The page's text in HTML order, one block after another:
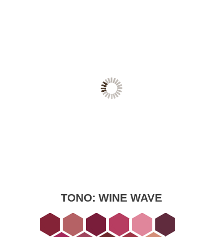
TONO: WINE WAVE